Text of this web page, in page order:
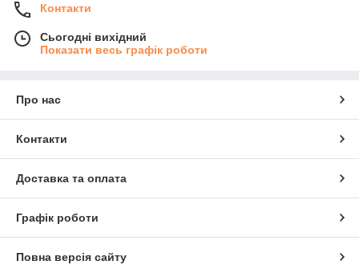
Контакти
Сьогодні вихідний
Показати весь графік роботи
Про нас
Контакти
Доставка та оплата
Графік роботи
Повна версія сайту